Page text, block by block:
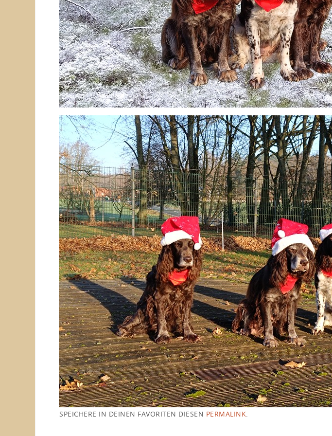
SPEICHERE IN DEINEN FAVORITEN DIESEN PERMALINK